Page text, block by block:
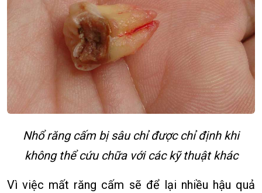
Nhổ răng cấm bị sâu chỉ được chỉ định khi
không thể cứu chữa với các kỹ thuật khác
Vì việc mất răng cấm sẽ để lại nhiều hậu quả